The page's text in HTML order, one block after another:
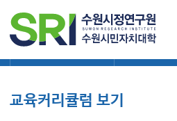
교육커리큘럼 보기